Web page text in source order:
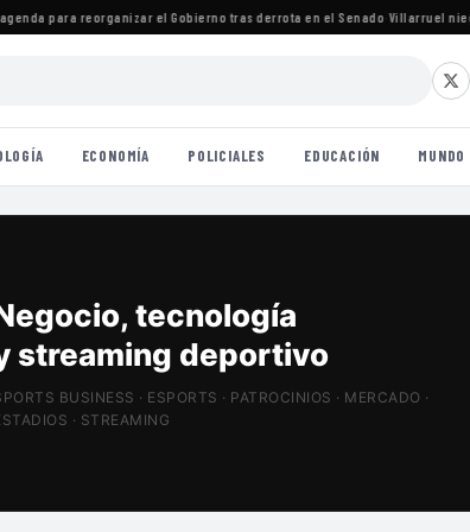
para reorganizar el Gobierno tras derrota en el Senado·Villarruel niega
ECONOMÍA POLICIALES EDUCACIÓN MUNDO
estadios
Sports Tech
BUSINESS · ESPORTS · PATROCINIOS · MERCADO ·
· STREAMING